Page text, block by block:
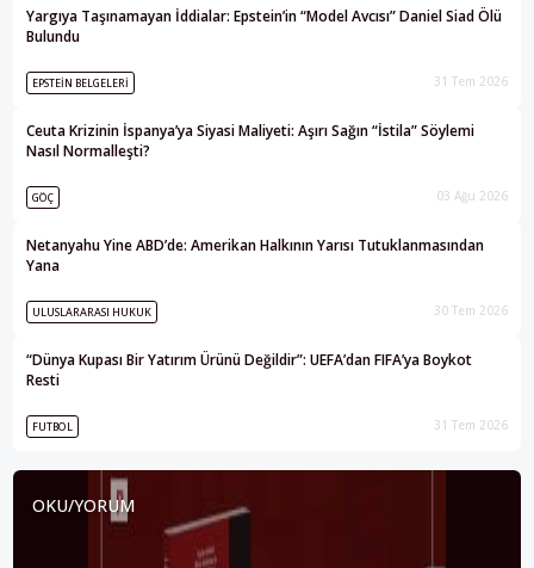
Yargıya Taşınamayan İddialar: Epstein’in “Model Avcısı” Daniel Siad Ölü
Bulundu
EPSTEIN BELGELERI 31 Tem 2026
Ceuta Krizinin İspanya’ya Siyasi Maliyeti: Aşırı Sağın “İstila” Söylemi
Nasıl Normalleşti?
GÖÇ 03 Ağu 2026
Netanyahu Yine ABD’de: Amerikan Halkının Yarısı Tutuklanmasından
Yana
ULUSLARARASI HUKUK 30 Tem 2026
“Dünya Kupası Bir Yatırım Ürünü Değildir”: UEFA’dan FIFA’ya Boykot
Resti
FUTBOL 31 Tem 2026
OKU/YORUM